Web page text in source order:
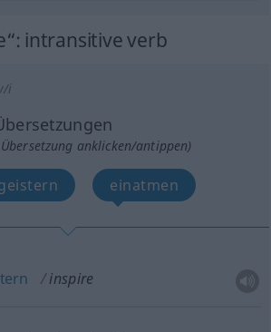
: intransitive verb
i
anklicken/antippen)
einatmen
inspire